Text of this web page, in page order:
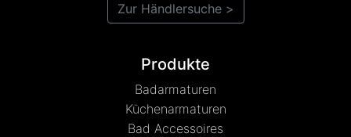
Produkte
Badarmaturen
Küchenarmaturen
Bad Accessoires
Zur Händlersuche >